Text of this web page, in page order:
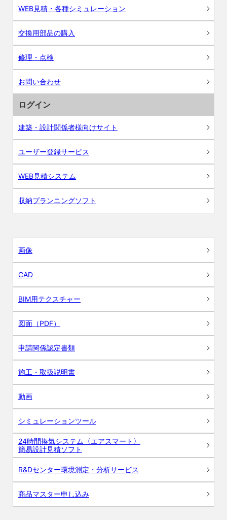
WEB見積・各種シミュレーション
交換用部品の購入
修理・点検
お問い合わせ
ログイン
建築・設計関係者様向けサイト
ユーザー登録サービス
WEB見積システム
収納プランニングソフト
画像
CAD
BIM用テクスチャー
図面（PDF）
申請関係認定書類
施工・取扱説明書
動画
シミュレーションツール
24時間換気システム〈エアスマート〉
簡易設計見積ソフト
R&Dセンター環境測定・分析サービス
商品マスター申し込み